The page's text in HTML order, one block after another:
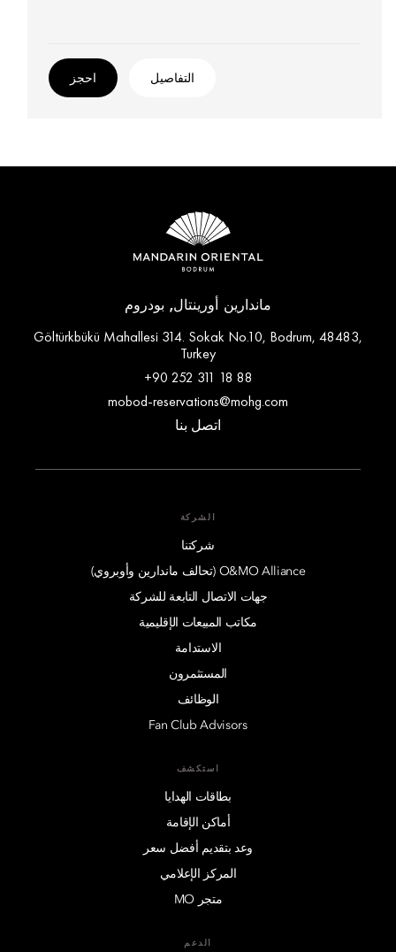
التفاصيل احجز
ماندارين أورينتال, بودروم
Göltürkbükü Mahallesi 314. Sokak No.10, Bodrum, 48483,
Turkey
+90 252 311 18 88
mobod-reservations@mohg.com
اتصل بنا
الشركة
شركتنا
O&MO Alliance (تحالف ماندارين وأوبروي)
جهات الاتصال التابعة للشركة
مكاتب المبيعات الإقليمية
الاستدامة
المستثمرون
الوظائف
Fan Club Advisors
استكشف
بطاقات الهدايا
أماكن الإقامة
وعد بتقديم أفضل سعر
المركز الإعلامي
متجر MO
الدعم